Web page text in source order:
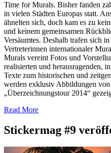
Time for Murals. Bisher fanden
in vielen Städten Europas statt.
ähnelten sich, doch kam es zu
und keinem gemeinsamen
Versäumtes. Deshalb trafen sich
Vertreterinnen internationaler
Murals vereint Fotos und
realisierten und herausragenden,
Texte zum historischen und
werden exklusiv Abbildungen von
„Überzeichnungstour 2014“
Read More
Stickermag #9